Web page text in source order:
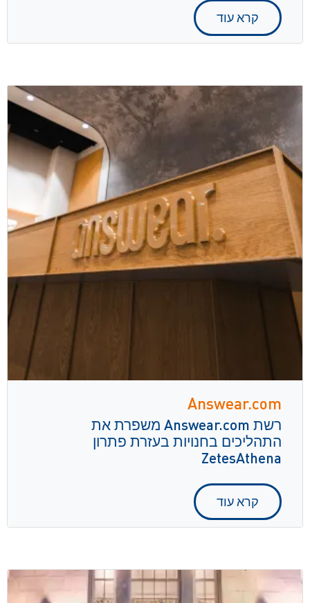
קרא עוד
Answear.com
רשת Answear.com משפרת את
התהליכים בחנויות בעזרת פתרון
ZetesAthena
קרא עוד